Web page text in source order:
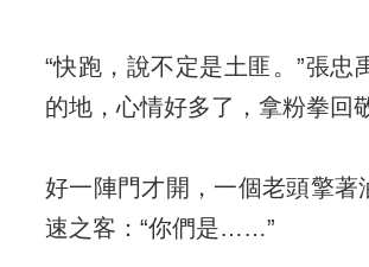
“快跑，說不定是土匪。”張
的地，心情好多了，拿粉拳回
好一陣門才開，一個老頭擎
速之客：“你們是……”